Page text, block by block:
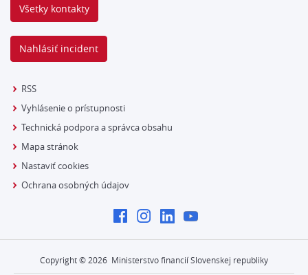
Všetky kontakty
Nahlásiť incident
RSS
Vyhlásenie o prístupnosti
Technická podpora a správca obsahu
Mapa stránok
Nastaviť cookies
Ochrana osobných údajov
Copyright © 2026 Ministerstvo financií Slovenskej republiky